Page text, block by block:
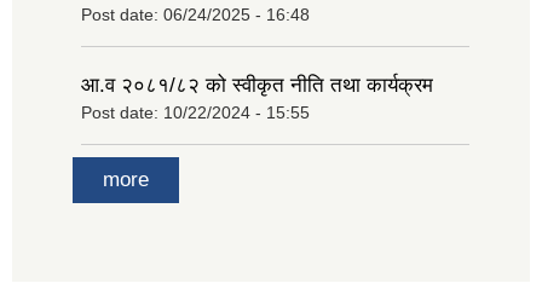
Post date: 06/24/2025 - 16:48
आ.व २०८१/८२ को स्वीकृत नीति तथा कार्यक्रम
Post date: 10/22/2024 - 15:55
more